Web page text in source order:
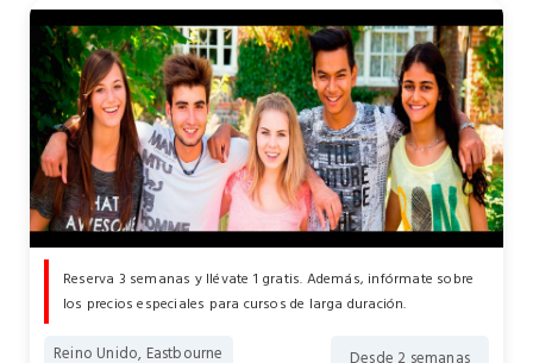
Reserva 3 semanas y llévate 1 gratis. Además, infórmate sobre
los precios especiales para cursos de larga duración.
Reino Unido, Eastbourne